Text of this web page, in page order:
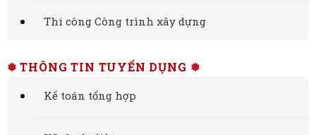
Thi công Công trình xây dựng
❅ THÔNG TIN TUYỂN DỤNG ❅
Kế toán tổng hợp